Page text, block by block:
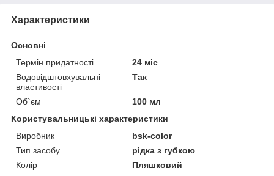
Характеристики
Основні
Термін придатності
24 міс
Водовідштовхувальні
властивості
Так
Об`єм
100 мл
Користувальницькі характеристики
Виробник
bsk-color
Тип засобу
рідка з губкою
Колір
Пляшковий